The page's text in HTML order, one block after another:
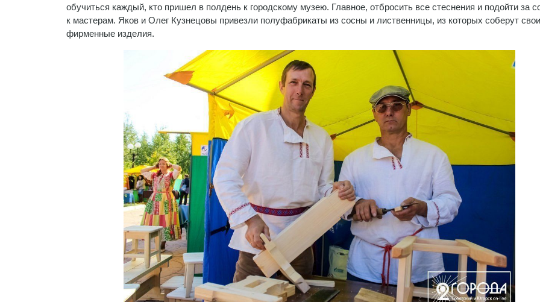
обучиться каждый, кто пришел в полдень к городскому музею. Главное, отбросить все стеснения и подойти за
к мастерам. Яков и Олег Кузнецовы привезли полуфабрикаты из сосны и лиственницы, из которых соберут свои
фирменные изделия.